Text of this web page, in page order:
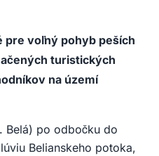
pre voľný pohyb peších
turistických
na území
Belá) po odbočku do
Belianskeho potoka,